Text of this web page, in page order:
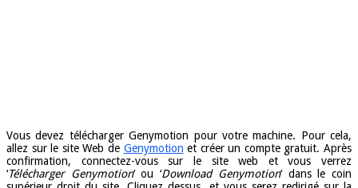
Vous devez télécharger Genymotion pour votre machine. Pour cela,
allez sur le site Web de Genymotion et créer un compte gratuit. Après
confirmation, connectez-vous sur le site web et vous verrez
‘Télécharger Genymotion‘ ou ‘Download Genymotion‘ dans le coin